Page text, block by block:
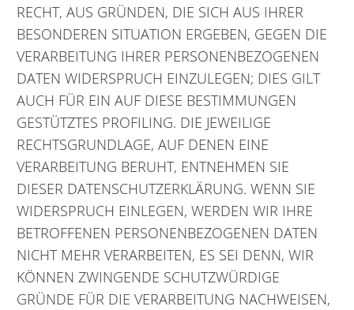
RECHT, AUS GRÜNDEN, DIE SICH AUS IHRER
BESONDEREN SITUATION ERGEBEN, GEGEN DIE
VERARBEITUNG IHRER PERSONENBEZOGENEN
DATEN WIDERSPRUCH EINZULEGEN; DIES GILT
AUCH FÜR EIN AUF DIESE BESTIMMUNGEN
GESTÜTZTES PROFILING. DIE JEWEILIGE
RECHTSGRUNDLAGE, AUF DENEN EINE
VERARBEITUNG BERUHT, ENTNEHMEN SIE
DIESER DATENSCHUTZERKLÄRUNG. WENN SIE
WIDERSPRUCH EINLEGEN, WERDEN WIR IHRE
BETROFFENEN PERSONENBEZOGENEN DATEN
NICHT MEHR VERARBEITEN, ES SEI DENN, WIR
KÖNNEN ZWINGENDE SCHUTZWÜRDIGE
GRÜNDE FÜR DIE VERARBEITUNG NACHWEISEN,